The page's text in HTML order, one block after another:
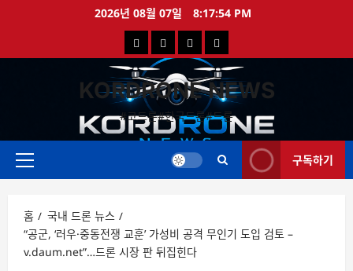
로
2026년 08월 07일 8:17:54 PM
국
내
드
론
뉴
해
외
드
론
뉴
드
영
상
드
론
특
가
KORDRONE NEWS
#코드론#한국드론#드론
주
구독하기
홈
국내 드론 뉴스
“공군, ‘러우·중동전쟁 교훈’ 가성비 공격 무인기 도입 검토 –
v.daum.net”…드론 시장 판 뒤집힌다